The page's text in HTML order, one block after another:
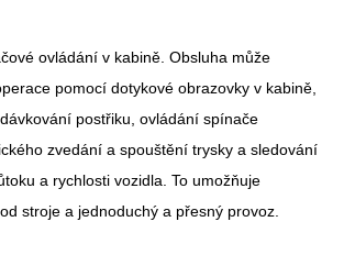
ovládání v kabině. Obsluha může
pomocí dotykové obrazovky v kabině,
postřiku, ovládání spínače
zvedání a spouštění trysky a sledování
a rychlosti vozidla. To umožňuje
stroje a jednoduchý a přesný provoz.